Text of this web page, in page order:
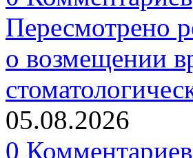
Пересмотрено
о возмещении
05.08.2026
0 Комментариев